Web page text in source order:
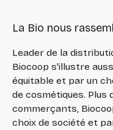
La Bio nous
Leader de la
Biocoop s'illustre
équitable et par un
de cosmétiques. Plus
commerçants,
choix de société et